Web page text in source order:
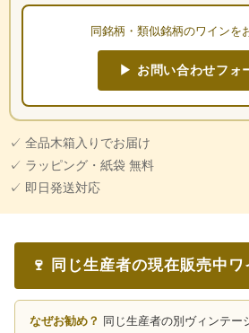
同銘柄・類似銘柄のワインを
▶ お問い合わせフォ
✓ 全品木箱入りでお届け
✓ ラッピング・紙袋 無料
✓ 即日発送対応
🍷 同じ生産者の現在販売中ワ
なぜお勧め？ 同じ生産者の別ヴィンテー